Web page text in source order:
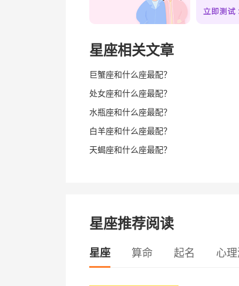
星座相关文章
巨蟹座和什么座最配？
处女座和什么座最配？
水瓶座和什么座最配？
白羊座和什么座最配？
天蝎座和什么座最配？
星座推荐阅读
星座 算命 起名 心